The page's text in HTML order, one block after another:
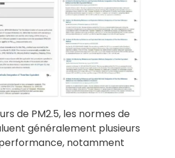
de PM2.5, les normes de
généralement plusieurs
notamment